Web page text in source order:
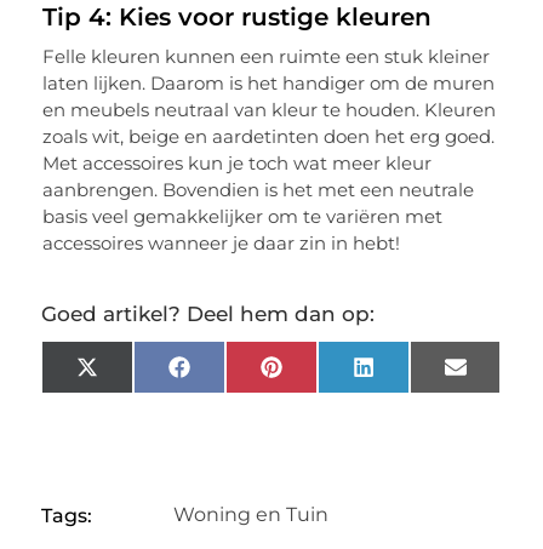
Tip 4: Kies voor rustige kleuren
Felle kleuren kunnen een ruimte een stuk kleiner
laten lijken. Daarom is het handiger om de muren
en meubels neutraal van kleur te houden. Kleuren
zoals wit, beige en aardetinten doen het erg goed.
Met accessoires kun je toch wat meer kleur
aanbrengen. Bovendien is het met een neutrale
basis veel gemakkelijker om te variëren met
accessoires wanneer je daar zin in hebt!
Goed artikel? Deel hem dan op:
X
(Twitter)
Facebook Pinterest LinkedIn Email
Tags: Woning en Tuin